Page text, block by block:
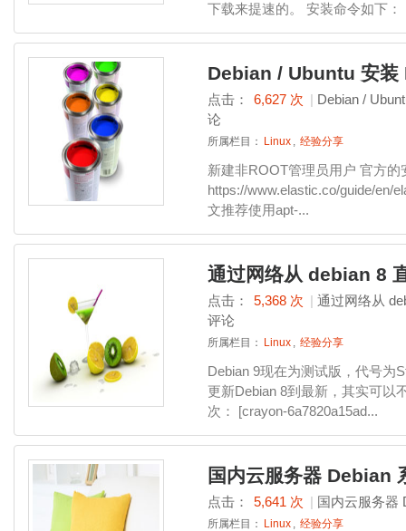
下载来提速的。 安装命令如下：
Debian / Ubuntu 安
点击： 6,627 次 | Debian /
论
所属栏目： Linux , 经验分享
新建非ROOT管理员用户 官方的
https://www.elastic.co/guide/en/
文推荐使用apt-...
通过网络从 debian 8
点击： 5,368 次 | 通过网络从
评论
所属栏目： Linux , 经验分享
Debian 9现在为测试版，代号为
更新Debian 8到最新，其实可以
次： [crayon-6a7820a15ad...
国内云服务器 Debian
点击： 5,641 次 | 国内云服务器
所属栏目： Linux , 经验分享